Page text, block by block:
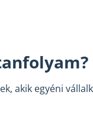
akik egyéni